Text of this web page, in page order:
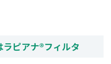
ピアナ®フィルタ